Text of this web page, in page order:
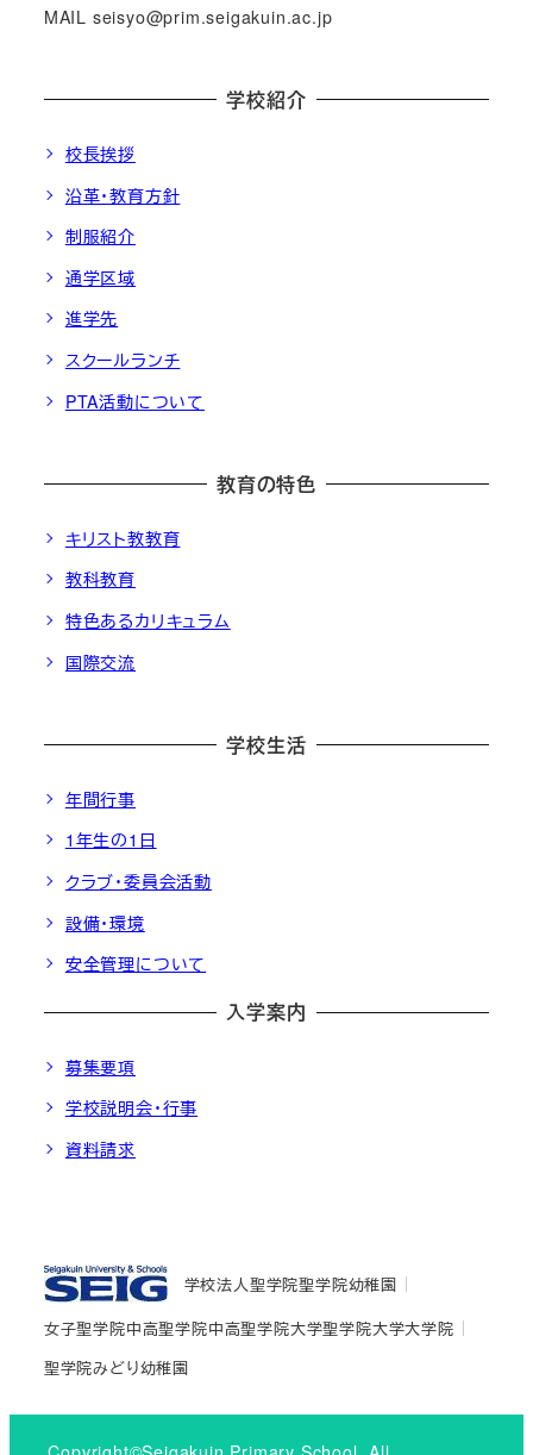
MAIL seisyo@prim.seigakuin.ac.jp
学校紹介
校長挨拶
沿革・教育方針
制服紹介
通学区域
進学先
スクールランチ
PTA活動について
教育の特色
キリスト教教育
教科教育
特色あるカリキュラム
国際交流
学校生活
年間行事
1年生の1日
クラブ・委員会活動
設備・環境
安全管理について
入学案内
募集要項
学校説明会・行事
資料請求
学校法人聖学院聖学院幼稚園
女子聖学院中高聖学院中高聖学院大学聖学院大学大学院
聖学院みどり幼稚園